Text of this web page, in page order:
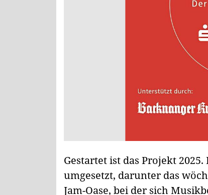
Gestartet ist das Projekt
umgesetzt, darunter das
Jam-Oase, bei der sich